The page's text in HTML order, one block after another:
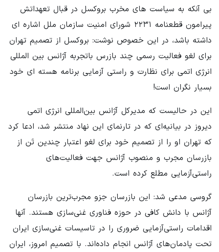
بی آنکه به سیاست های مخرب بروکسل در قبال تعهداتش
پیرامون قطعنامه ۲۲۳۱ شورای امنیت سازمان ملل اشاره ای
داشته باشد، در این خصوص نوشت: بروکسل از تصمیم تهران
برای لغو فعالیت رسمی چند بازرس باتجربه آژانس بین المللی
انرژی اتمی برای نظارت و راستی آزمایی برنامه هسته ای خود
بسیار نگران است!
این در حالیست که مدیرکل آژانس بین‌المللی انرژی اتمی
دیروز در بیانیه‌ای که در تارنمای این نهاد منتشر شد، ادعا کرد
که تهران او را از تصمیم خود برای لغو اعتبار چندین تَن از
بازرسان مجرب و منصوب آژانس جهت فعالیت‌های
راستی‌آزمایی مطلع کرده است.
گروسی مدعی شد: این بازرسان جزو مجرب‌ترین بازرسان
آژانس با دانش کافی در حوزه فناوری غنی‌سازی هستند. آنها
اقدامات راستی‌آزمایی ضروری را در تاسیسات غنی‌سازی ایران
تحت پادمان‌های آژانس انجام داده‌اند. با تصمیم امروز، ایران